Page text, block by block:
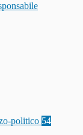
politico 54